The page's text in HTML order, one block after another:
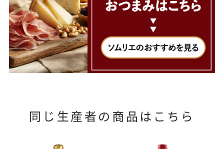
同じ生産者の商品はこちら